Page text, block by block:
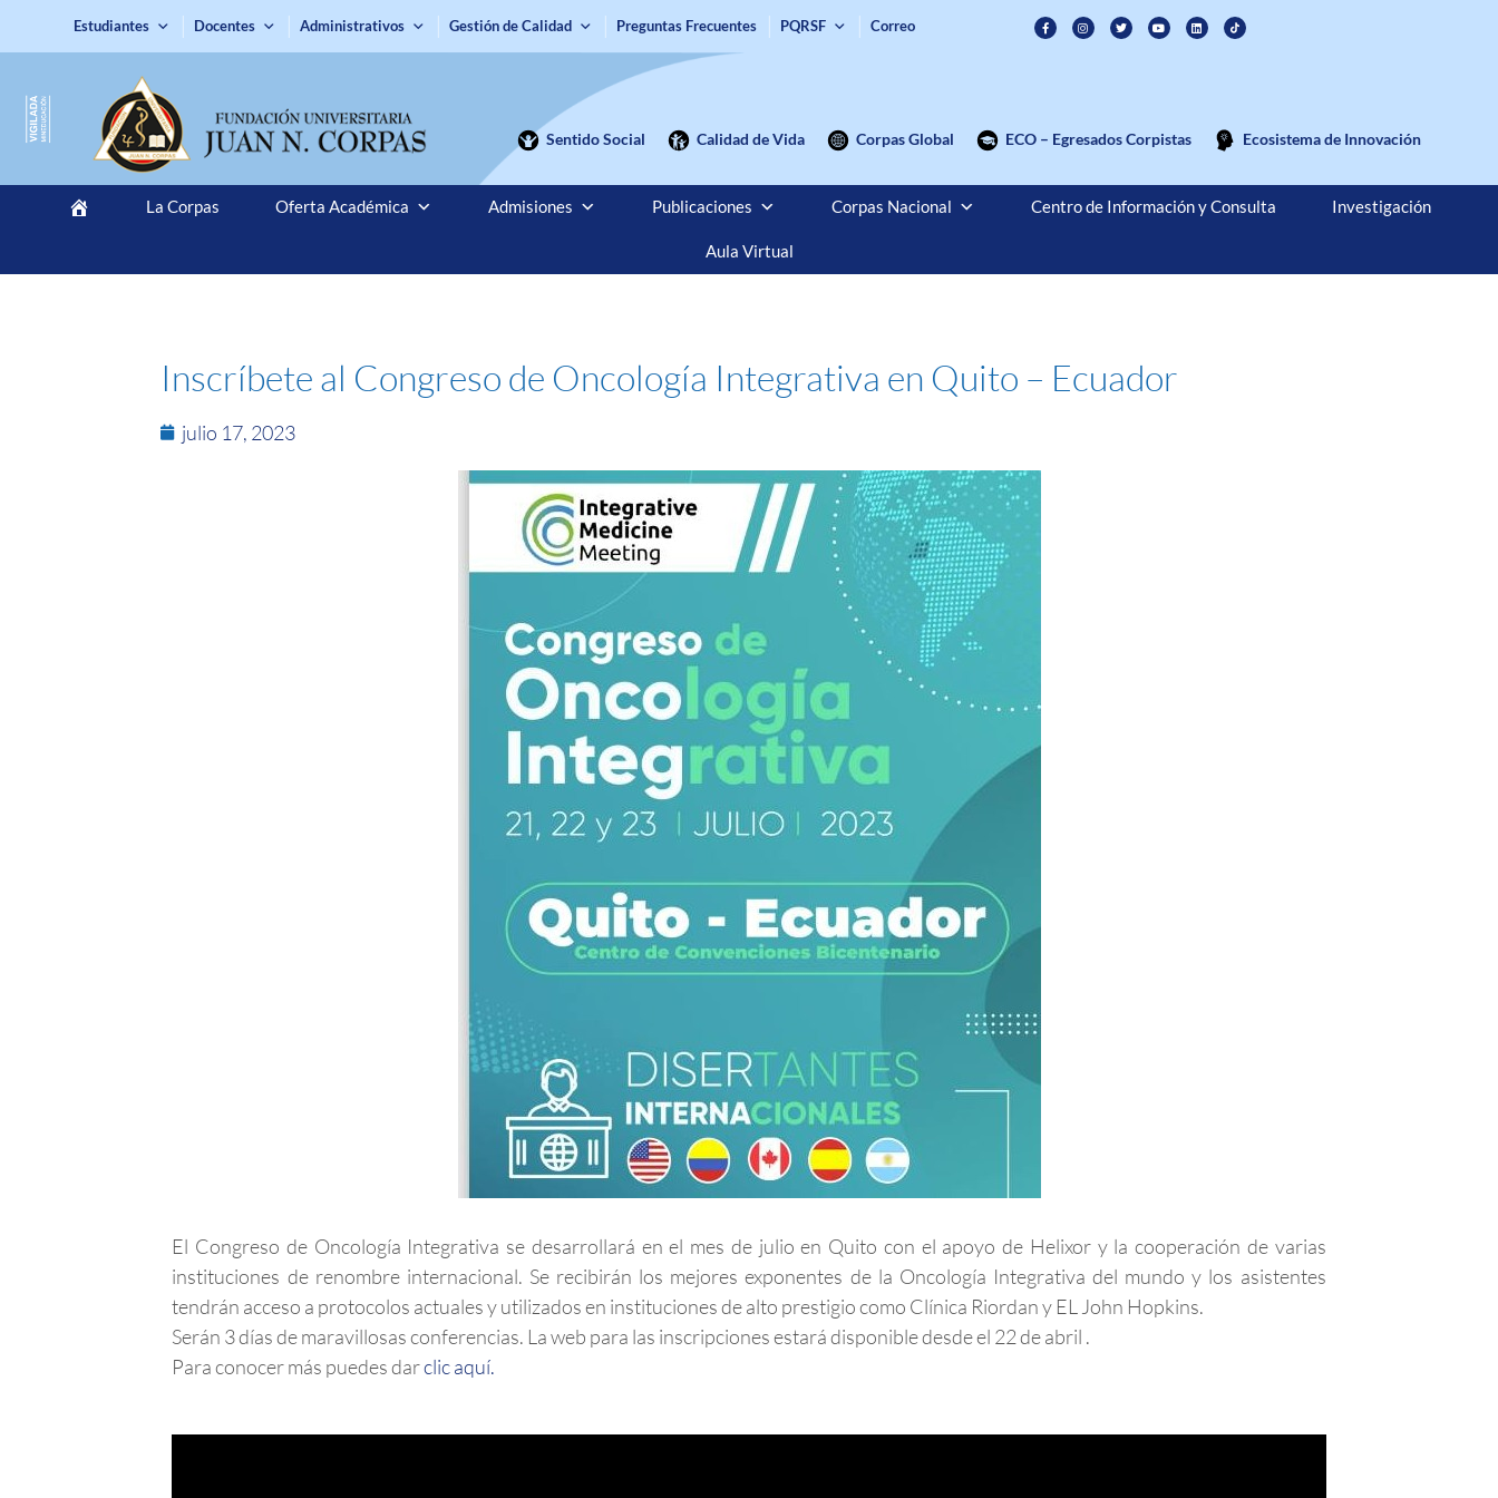
Estudiantes Docentes Administrativos Gestión de Calidad Preguntas Frecuentes PQRSF Correo
Sentido Social Calidad de Vida Corpas Global ECO – Egresados Corpistas Ecosistema de Innovación
La Corpas Oferta Académica Admisiones Publicaciones Corpas Nacional Centro de Información y Consulta Investigación
Aula Virtual
Inscríbete al Congreso de Oncología Integrativa en Quito – Ecuador
julio 17, 2023
El Congreso de Oncología Integrativa se desarrollará en el mes de julio en Quito con el apoyo de Helixor y la cooperación de varias
instituciones de renombre internacional. Se recibirán los mejores exponentes de la Oncología Integrativa del mundo y los asistentes
tendrán acceso a protocolos actuales y utilizados en instituciones de alto prestigio como Clínica Riordan y EL John Hopkins.
Serán 3 días de maravillosas conferencias. La web para las inscripciones estará disponible desde el 22 de abril .
Para conocer más puedes darclic aquí.